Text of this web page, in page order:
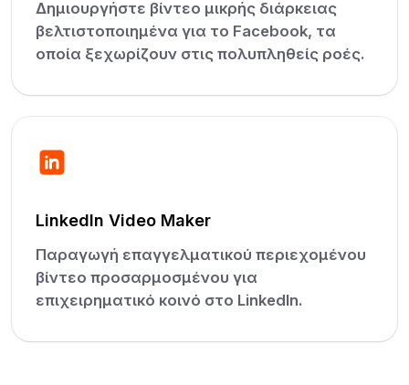
Δημιουργήστε βίντεο μικρής διάρκειας
βελτιστοποιημένα για το Facebook, τα
οποία ξεχωρίζουν στις πολυπληθείς ροές.
LinkedIn Video Maker
Παραγωγή επαγγελματικού περιεχομένου
βίντεο προσαρμοσμένου για
επιχειρηματικό κοινό στο LinkedIn.